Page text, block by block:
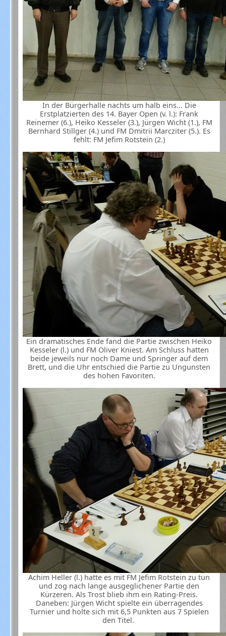
In der Bürgerhalle nachts um halb eins... Die
Erstplatzierten des 14. Bayer Open (v. l.): Frank
Reinemer (6.), Heiko Kesseler (3.), Jürgen Wicht (1.), FM
Bernhard Stillger (4.) und FM Dmitrii Marcziter (5.). Es
fehlt: FM Jefim Rotstein (2.)
Ein dramatisches Ende fand die Partie zwischen Heiko
Kesseler (l.) und FM Oliver Kniest. Am Schluss hatten
beide jeweils nur noch Dame und Springer auf dem
Brett, und die Uhr entschied die Partie zu Ungunsten
des hohen Favoriten.
Achim Heller (l.) hatte es mit FM Jefim Rotstein zu tun
und zog nach lange ausgeglichener Partie den
Kürzeren. Als Trost blieb ihm ein Rating-Preis.
Daneben: Jürgen Wicht spielte ein überragendes
Turnier und holte sich mit 6,5 Punkten aus 7 Spielen
den Titel.